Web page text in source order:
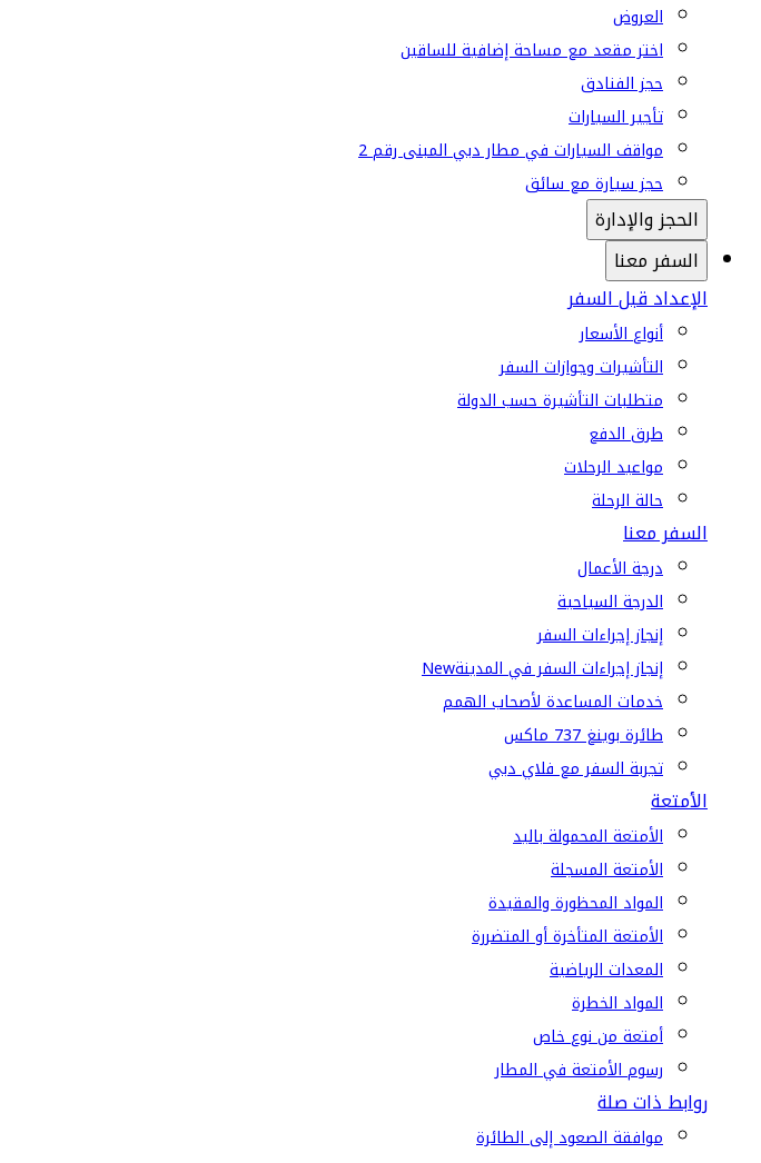
العروض
اختر مقعد مع مساحة إضافية للساقين
حجز الفنادق
تأجير السيارات
مواقف السيارات في مطار دبي المبنى رقم 2
حجز سيارة مع سائق
الحجز والإدارة
السفر معنا
الإعداد قبل السفر
أنواع الأسعار
التأشيرات وجوازات السفر
متطلبات التأشيرة حسب الدولة
طرق الدفع
مواعيد الرحلات
حالة الرحلة
السفر معنا
درجة الأعمال
الدرجة السياحية
إنجاز إجراءات السفر
إنجاز إجراءات السفر في المدينةNew
خدمات المساعدة لأصحاب الهمم
طائرة بوينغ 737 ماكس
تجربة السفر مع فلاي دبي
الأمتعة
الأمتعة المحمولة باليد
الأمتعة المسجلة
المواد المحظورة والمقيدة
الأمتعة المتأخرة أو المتضررة
المعدات الرياضية
المواد الخطرة
أمتعة من نوع خاص
رسوم الأمتعة في المطار
روابط ذات صلة
موافقة الصعود إلى الطائرة